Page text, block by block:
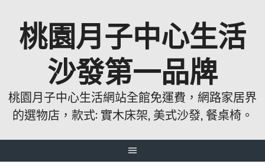
桃園月子中心生活
沙發第一品牌
桃園月子中心生活網站全館免運費，網路家居界
的選物店，款式: 實木床架, 美式沙發, 餐桌椅。